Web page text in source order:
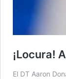
¡Locura!
El DT Aaron